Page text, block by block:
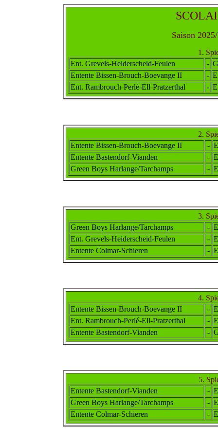
Saison
1.
Ent. Grevels-Heiderscheid-Feulen
-
Entente Bissen-Brouch-Boevange II
-
Ent. Rambrouch-Perlé-Ell-Pratzerthal -
2.
Entente Bissen-Brouch-Boevange II
-
Entente Bastendorf-Vianden
-
Green Boys Harlange/Tarchamps
-
3.
Green Boys Harlange/Tarchamps
-
Ent. Grevels-Heiderscheid-Feulen
-
Entente Colmar-Schieren
-
4.
Entente Bissen-Brouch-Boevange II
-
Ent. Rambrouch-Perlé-Ell-Pratzerthal -
Entente Bastendorf-Vianden
-
5.
Entente Bastendorf-Vianden
-
Green Boys Harlange/Tarchamps
-
Entente Colmar-Schieren
-